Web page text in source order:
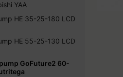
YAA
HE 35-25-180 LCD
HE 55-25-130 LCD
GoFuture2 60-